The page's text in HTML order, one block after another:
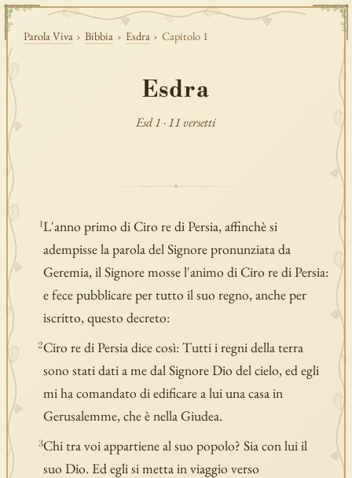
Parola Viva › Bibbia › Esdra › Capitolo 1
Esdra
Esd 1 · 11 versetti
1L'anno primo di Ciro re di Persia, affinchè si
adempisse la parola del Signore pronunziata da
Geremia, il Signore mosse l'animo di Ciro re di Persia:
e fece pubblicare per tutto il suo regno, anche per
iscritto, questo decreto:
2Ciro re di Persia dice così: Tutti i regni della terra
sono stati dati a me dal Signore Dio del cielo, ed egli
mi ha comandato di edificare a lui una casa in
Gerusalemme, che è nella Giudea.
3Chi tra voi appartiene al suo popolo? Sia con lui il
suo Dio. Ed egli si metta in viaggio verso